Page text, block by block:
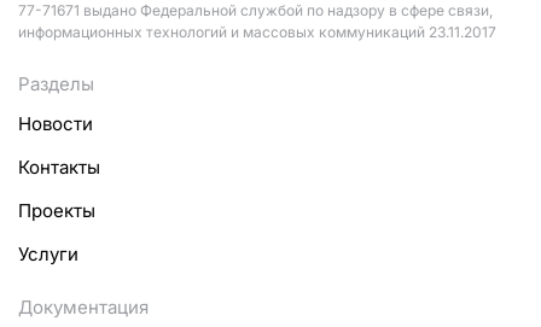
77-71671 выдано Федеральной службой по надзору в сфере связи,
информационных технологий и массовых коммуникаций 23.11.2017
Разделы
Новости
Контакты
Проекты
Услуги
Документация